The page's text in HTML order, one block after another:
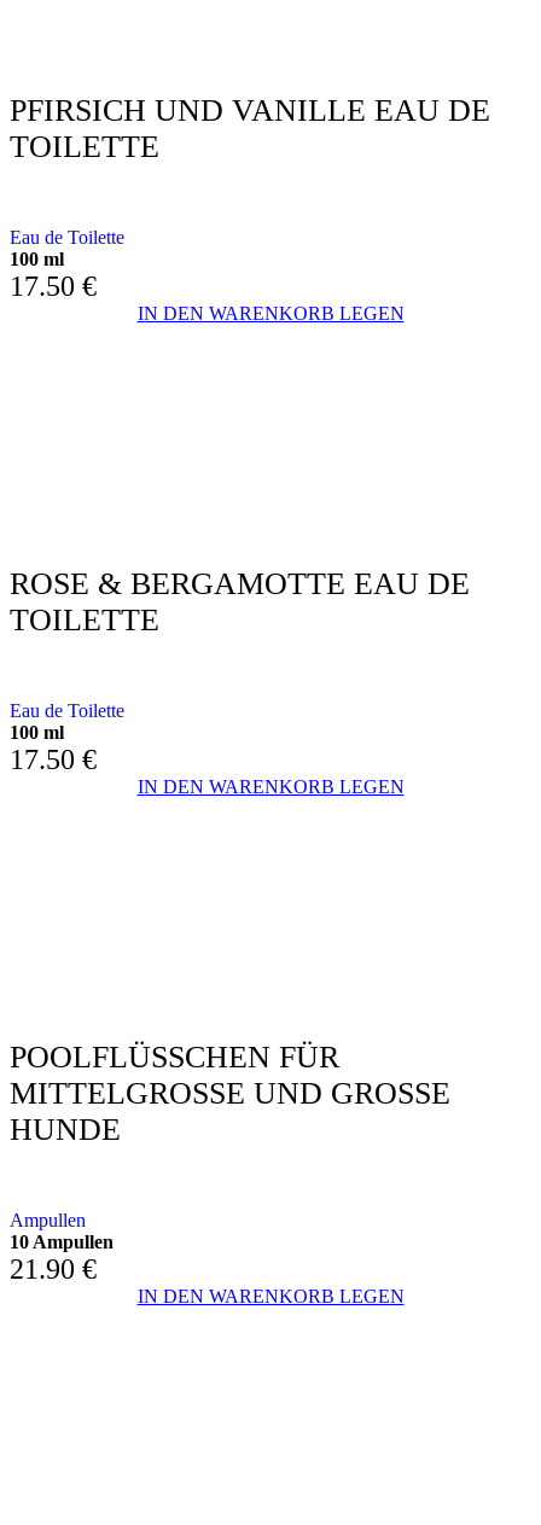
PFIRSICH UND VANILLE EAU DE
TOILETTE
Eau de Toilette
100 ml
17.50 €
IN DEN WARENKORB LEGEN
ROSE & BERGAMOTTE EAU DE
TOILETTE
Eau de Toilette
100 ml
17.50 €
IN DEN WARENKORB LEGEN
POOLFLÜSSCHEN FÜR
MITTELGROSSE UND GROSSE
HUNDE
Ampullen
10 Ampullen
21.90 €
IN DEN WARENKORB LEGEN